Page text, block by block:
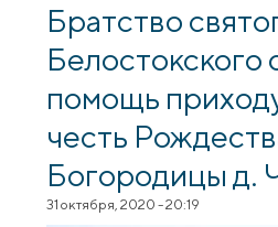
Братство
Белостокского
помощь
честь
Богородицы д.
31 октября, 2020 - 20:19